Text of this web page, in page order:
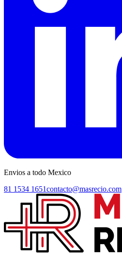
Envios a todo Mexico
81 1534 1651contacto@masrecio.com